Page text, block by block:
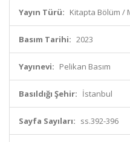
Yayın Türü: Kitapta Bölüm /
Basım Tarihi: 2023
Yayınevi: Pelikan Basım
Basıldığı Şehir: İstanbul
Sayfa Sayıları: ss.392-396